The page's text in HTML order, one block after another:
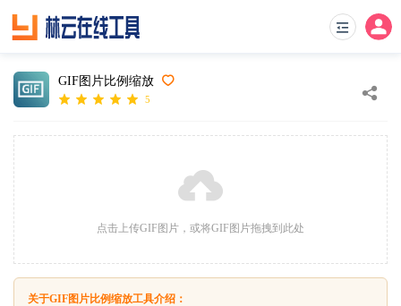
GIF图片比例缩放
5
点击上传GIF图片，或将GIF图片拖拽到此处
关于GIF图片比例缩放工具介绍：